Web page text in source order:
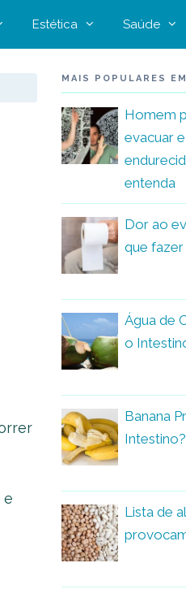
Estética Saúde
e
MAIS POPULARES
Homem
evacuar
entenda
Dor ao
que fazer
Água de
o
Banana
Intestino?
Lista de